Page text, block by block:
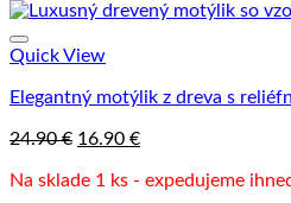
Quick View
Elegantný motýlik z dreva s
24.90€ Pôvodná
bola:
16.90 €Aktuálna
je:
Na sklade 1 ks - expedujeme